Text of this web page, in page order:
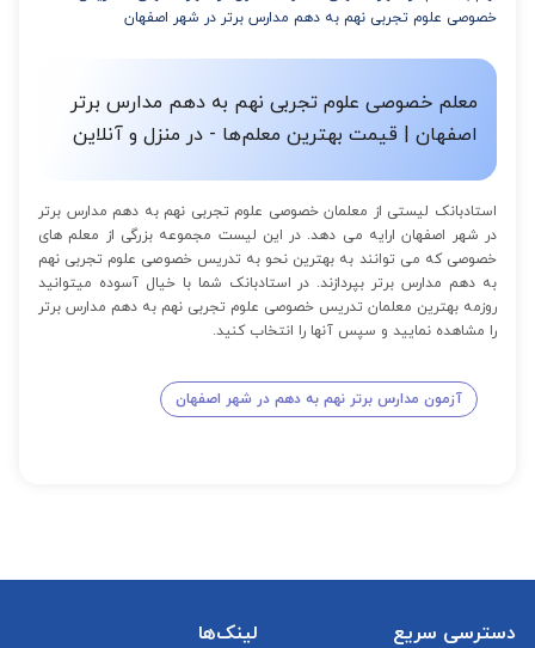
خصوصی علوم تجربی نهم به دهم مدارس برتر در شهر اصفهان
معلم خصوصی علوم تجربی نهم به دهم مدارس برتر
اصفهان | قیمت بهترین معلم‌ها - در منزل و آنلاین
استادبانک لیستی از معلمان خصوصی علوم تجربی نهم به دهم مدارس برتر
در شهر اصفهان ارایه می دهد. در این لیست مجموعه بزرگی از معلم های
خصوصی که می توانند به بهترین نحو به تدریس خصوصی علوم تجربی نهم
به دهم مدارس برتر بپردازند. در استادبانک شما با خیال آسوده میتوانید
روزمه بهترین معلمان تدریس خصوصی علوم تجربی نهم به دهم مدارس برتر
را مشاهده نمایید و سپس آنها را انتخاب کنید.
آزمون مدارس برتر نهم به دهم در شهر اصفهان
دسترسی سریع لینک‌ها